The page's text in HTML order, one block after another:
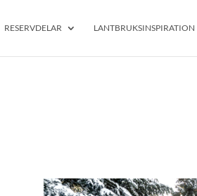
RESERVDELAR LANTBRUKSINSPIRATION